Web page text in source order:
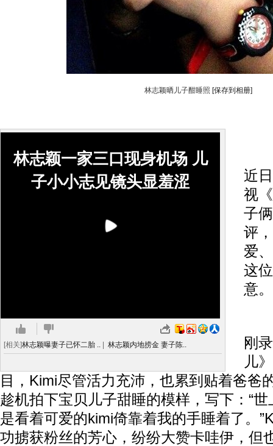
林志颖晒儿子酣睡照 [保存到相册]
林志颖一家三口现身机场 儿
子小小志见镜头显羞涩
[相关]林志颖曝妻子已怀二胎 .. 林志颖内地捞金 妻子陈..
近
视
子
评
爱
这
意。
刚
儿
目，Kimi尽管活力充沛，也累到贴着爸爸
趁机拍下宝贝儿子甜睡的模样，写下：“
是看着可爱的kimi倚靠着我的手睡着了。
功掳获粉丝的芳心，纷纷大赞卡哇伊，但